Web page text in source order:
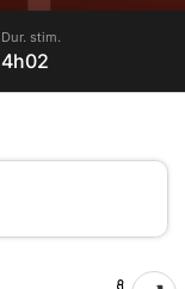
Dur. stim.
4h02